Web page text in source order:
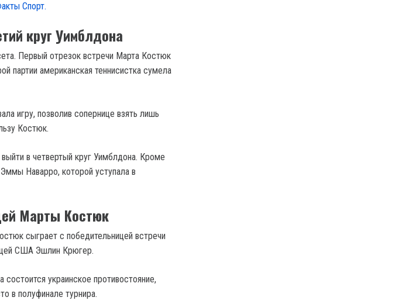
Спорт.
круг Уимблдона
Первый отрезок встречи Марта Костюк
партии американская теннисистка сумела
игру, позволив сопернице взять лишь
Костюк.
в четвертый круг Уимблдона. Кроме
Наварро, которой уступала в
Марты Костюк
сыграет с победительницей встречи
США Эшлин Крюгер.
украинское противостояние,
в полуфинале турнира.